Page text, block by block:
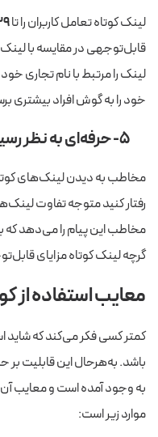
لینک کوتاه تعامل کاربران را تا۳۹
قابل‌توجهی در مقایسه با
لینک را مرتبط با نام تجاری
خود را به گوش افراد بیشتری
۵- حرفه‌ای به نظر رسیدن در نگاه مخاطب
مخاطب به دیدن لینک‌های
رفتار کنید متوجه تفاوت
مخاطب این پیام را می‌دهد که با
گرچه لینک کوتاه مزایای
معایب استفاده از
کمتر کسی فکر می‌کند که شاید
باشد. به‌هرحال این قابلیت بر
به وجود آمده است و معایب
موارد زیر است: